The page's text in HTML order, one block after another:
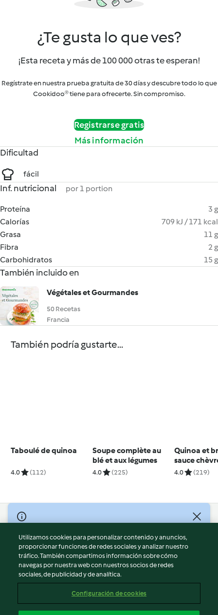
¿Te gusta lo que ves?
¡Esta receta y más de 100 000 otras te esperan!
Regístrate en nuestra prueba gratuita de 30 días y descubre todo lo que
Cookidoo® tiene para ofrecerte. Sin compromiso.
Registrarse gratis
Más información
Dificultad
fácil
Inf. nutricional por 1 portion
Proteína
3 g
Calorías
709 kJ / 171 kcal
Grasa
11 g
Fibra
2 g
Carbohidratos
15 g
También incluido en
Végétales et Gourmandes
50 Recetas
Francia
También podría gustarte...
Taboulé de quinoa
4.0 (112)
Soupe complète au
blé et aux légumes
4.0 (225)
Quinoa et
sauce
noisettes
4.0 (219)
© Copyright 2026
Términos de uso
Política de privacidad
Aviso legal
Información legal
Reportar contenido
Utilizamos cookies para personalizar contenido y anuncios,
proporcionar funciones de redes sociales y analizar nuestro
tráfico. También compartimos información sobre cómo
navegas por nuestra web con nuestros socios de redes
sociales, de publicidad y de analítica.
Configuración de cookies